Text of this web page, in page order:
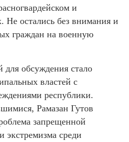
и
Не остались без внимания и
граждан на военную
обсуждения стало
властей с
республики.
Рамазан Гутов
запрещенной
экстремизма среди